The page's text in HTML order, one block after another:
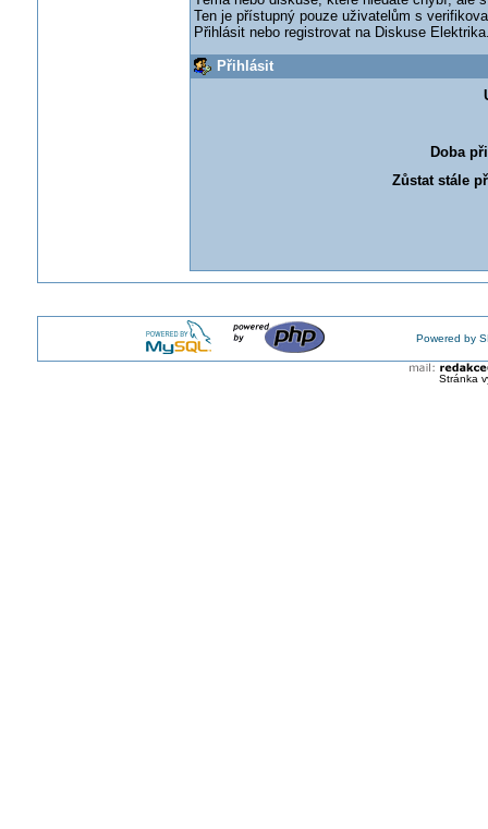
Ten je přístupný pouze uživatelům s
Přihlásit nebo registrovat na Diskuse
Přihlásit
Doba
Zůstat stále
Powered by
Stránka